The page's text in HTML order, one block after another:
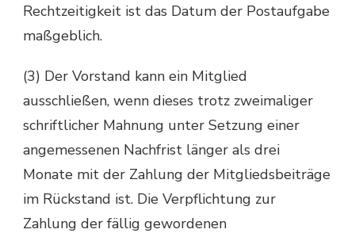
Rechtzeitigkeit ist das Datum der Postaufgabe
maßgeblich.
(3) Der Vorstand kann ein Mitglied
ausschließen, wenn dieses trotz zweimaliger
schriftlicher Mahnung unter Setzung einer
angemessenen Nachfrist länger als drei
Monate mit der Zahlung der Mitgliedsbeiträge
im Rückstand ist. Die Verpflichtung zur
Zahlung der fällig gewordenen